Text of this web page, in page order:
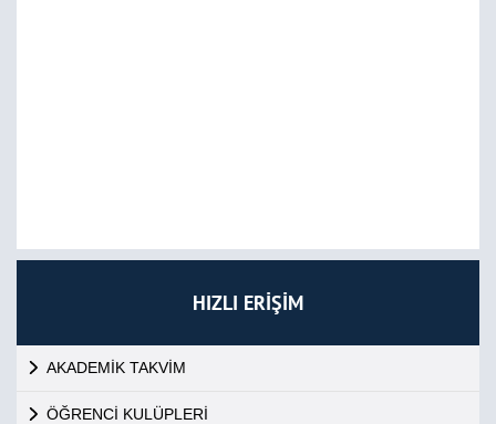
HIZLI ERİŞİM
AKADEMİK TAKVİM
ÖĞRENCİ KULÜPLERİ